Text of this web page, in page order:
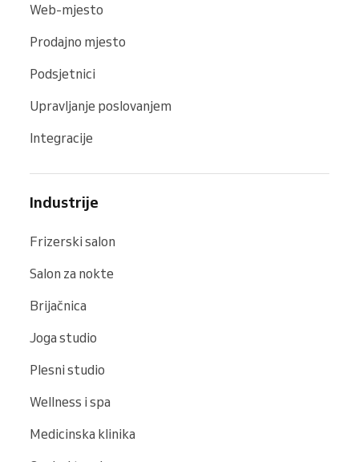
Web-mjesto
Prodajno mjesto
Podsjetnici
Upravljanje poslovanjem
Integracije
Industrije
Frizerski salon
Salon za nokte
Brijačnica
Joga studio
Plesni studio
Wellness i spa
Medicinska klinika